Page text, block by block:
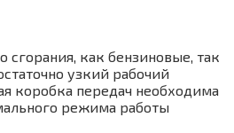
сгорания, как бензиновые, так
узкий рабочий
коробка передач необходима
режима работы